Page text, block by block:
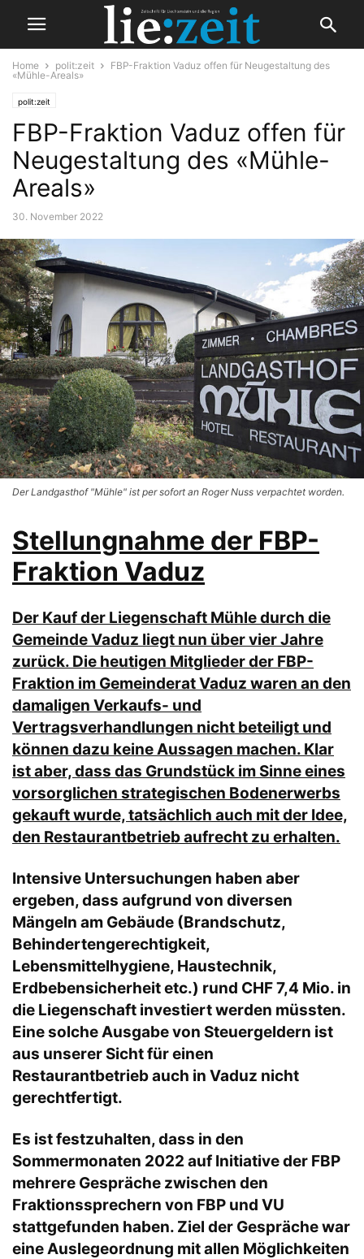
Home polit:zeit
FBP-Fraktion Vaduz offen für Neugestaltung des
«Mühle-Areals»
polit:zeit
FBP-Fraktion Vaduz offen für
Neugestaltung des «Mühle-
Areals»
30. November 2022
Der Landgasthof "Mühle" ist per sofort an Roger Nuss verpachtet worden.
Stellungnahme der FBP-
Fraktion Vaduz
Der Kauf der Liegenschaft Mühle durch die
Gemeinde Vaduz liegt nun über vier Jahre
zurück. Die heutigen Mitglieder der FBP-
Fraktion im Gemeinderat Vaduz waren an den
damaligen Verkaufs- und
Vertragsverhandlungen nicht beteiligt und
können dazu keine Aussagen machen. Klar
ist aber, dass das Grundstück im Sinne eines
vorsorglichen strategischen Bodenerwerbs
gekauft wurde, tatsächlich auch mit der Idee,
den Restaurantbetrieb aufrecht zu erhalten.
Intensive Untersuchungen haben aber
ergeben, dass aufgrund von diversen
Mängeln am Gebäude (Brandschutz,
Behindertengerechtigkeit,
Lebensmittelhygiene, Haustechnik,
Erdbebensicherheit etc.) rund CHF 7,4 Mio. in
die Liegenschaft investiert werden müssten.
Eine solche Ausgabe von Steuergeldern ist
aus unserer Sicht für einen
Restaurantbetrieb auch in Vaduz nicht
gerechtfertigt.
Es ist festzuhalten, dass in den
Sommermonaten 2022 auf Initiative der FBP
mehrere Gespräche zwischen den
Fraktionssprechern von FBP und VU
stattgefunden haben. Ziel der Gespräche war
eine Auslegeordnung mit allen Möglichkeiten